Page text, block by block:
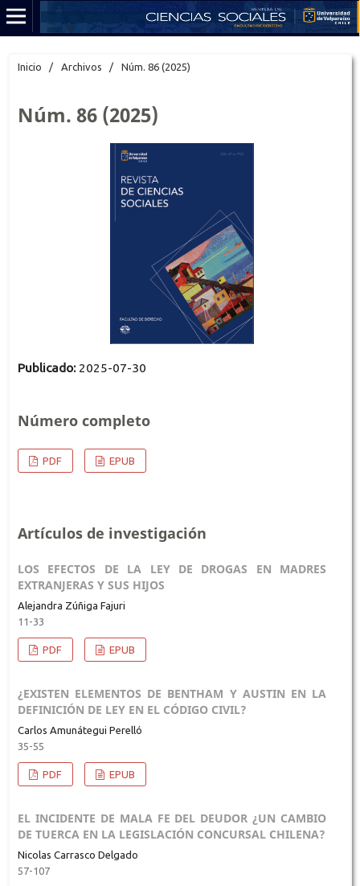
Inicio / Archivos / Núm. 86 (2025)
Núm. 86 (2025)
Publicado: 2025-07-30
Número completo
PDF EPUB
Artículos de investigación
LOS EFECTOS DE LA LEY DE DROGAS EN MADRES
EXTRANJERAS Y SUS HIJOS
Alejandra Zúñiga Fajuri
11-33
PDF EPUB
¿EXISTEN ELEMENTOS DE BENTHAM Y AUSTIN EN LA
DEFINICIÓN DE LEY EN EL CÓDIGO CIVIL?
Carlos Amunátegui Perelló
35-55
PDF EPUB
EL INCIDENTE DE MALA FE DEL DEUDOR ¿UN CAMBIO
DE TUERCA EN LA LEGISLACIÓN CONCURSAL CHILENA?
Nicolas Carrasco Delgado
57-107